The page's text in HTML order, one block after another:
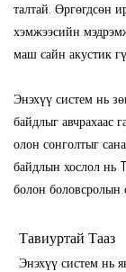
талтай. Өргөгдсөн
хэмжээсийн
маш сайн акустик
Энэхүү систем нь
байдлыг авчрахаас
олон сонголтыг
байдлын хослол нь
болон боловсролын
Тавиуртай Тааз
Энэхүү систем нь